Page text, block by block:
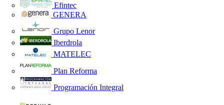
Efintec
GENERA
Grupo Lenor
Iberdrola
MATELEC
Plan Reforma
Programación Integral